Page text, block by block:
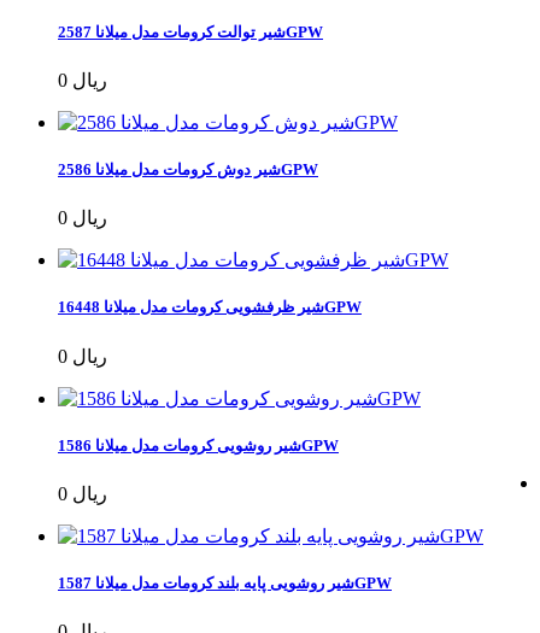
شیر توالت کرومات مدل میلانا 2587GPW
0 ریال
شیر دوش کرومات مدل میلانا 2586GPW
0 ریال
شیر ظرفشویی کرومات مدل میلانا 16448GPW
0 ریال
شیر روشویی کرومات مدل میلانا 1586GPW
0 ریال
شیر روشویی پایه بلند کرومات مدل میلانا 1587GPW